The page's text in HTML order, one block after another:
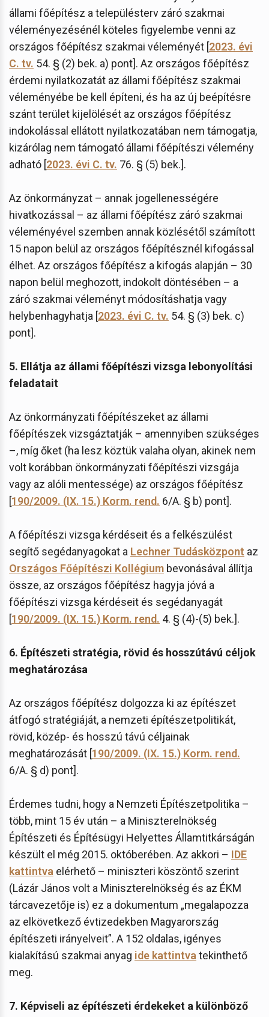
állami főépítész a településterv záró szakmai
véleményezésénél köteles figyelembe venni az
országos főépítész szakmai véleményét [2023. évi
C. tv. 54. § (2) bek. a) pont]. Az országos főépítész
érdemi nyilatkozatát az állami főépítész szakmai
véleményébe be kell építeni, és ha az új beépítésre
szánt terület kijelölését az országos főépítész
indokolással ellátott nyilatkozatában nem támogatja,
kizárólag nem támogató állami főépítészi vélemény
adható [2023. évi C. tv. 76. § (5) bek.].
Az önkormányzat – annak jogellenességére
hivatkozással – az állami főépítész záró szakmai
véleményével szemben annak közlésétől számított
15 napon belül az országos főépítésznél kifogással
élhet. Az országos főépítész a kifogás alapján – 30
napon belül meghozott, indokolt döntésében – a
záró szakmai véleményt módosításhatja vagy
helybenhagyhatja [2023. évi C. tv. 54. § (3) bek. c)
pont].
5. Ellátja az állami főépítészi vizsga lebonyolítási
feladatait
Az önkormányzati főépítészeket az állami
főépítészek vizsgáztatják – amennyiben szükséges
–, míg őket (ha lesz köztük valaha olyan, akinek nem
volt korábban önkormányzati főépítészi vizsgája
vagy az alóli mentessége) az országos főépítész
[190/2009. (IX. 15.) Korm. rend. 6/A. § b) pont].
A főépítészi vizsga kérdéseit és a felkészülést
segítő segédanyagokat a Lechner Tudásközpont az
Országos Főépítészi Kollégium bevonásával állítja
össze, az országos főépítész hagyja jóvá a
főépítészi vizsga kérdéseit és segédanyagát
[190/2009. (IX. 15.) Korm. rend. 4. § (4)-(5) bek.].
6. Építészeti stratégia, rövid és hosszútávú céljok
meghatározása
Az országos főépítész dolgozza ki az építészet
átfogó stratégiáját, a nemzeti építészetpolitikát,
rövid, közép- és hosszú távú céljainak
meghatározását [190/2009. (IX. 15.) Korm. rend.
6/A. § d) pont].
Érdemes tudni, hogy a Nemzeti Építészetpolitika –
több, mint 15 év után – a Miniszterelnökség
Építészeti és Építésügyi Helyettes Államtitkárságán
készült el még 2015. októberében. Az akkori – IDE
kattintva elérhető – miniszteri köszöntő szerint
(Lázár János volt a Miniszterelnökség és az ÉKM
tárcavezetője is) ez a dokumentum „megalapozza
az elkövetkező évtizedekben Magyarország
építészeti irányelveit”. A 152 oldalas, igényes
kialakítású szakmai anyag ide kattintva tekinthető
meg.
7. Képviseli az építészeti érdekeket a különböző